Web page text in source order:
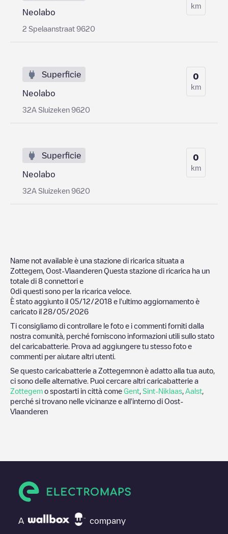
Neolabo
2 Spelaanstraat 9620
km
Superficie
Neolabo
32A Sluizeken 9620
0
km
Superficie
Neolabo
32A Sluizeken 9620
0
km
Name not available è una stazione di ricarica situata a
Zottegem Oost-Vlaanderen Questa stazione di ricarica ha un
totale di 8 connettori e
0di questi sono per la ricarica veloce.
È stato aggiunto il 05/12/2018 e l'ultimo aggiornamento è
caricato il 28/05/2026
Ti consigliamo di controllare le foto e i commenti forniti dalla
nostra comunità, perché forniscono informazioni utili sullo stato
del caricabatterie. Prova ad aggiungere tu stesso foto e
commenti per aiutare altri utenti.
Se questo caricabatterie a Zottegemnon è adatto alla tua auto,
ci sono delle alternative. Puoi cercare altri caricabatterie a
Zottegem o spostarti in città come Gent Sint-Niklaas Aalst
perché si trovano nelle vicinanze e all'interno di Oost-
Vlaanderen
A company